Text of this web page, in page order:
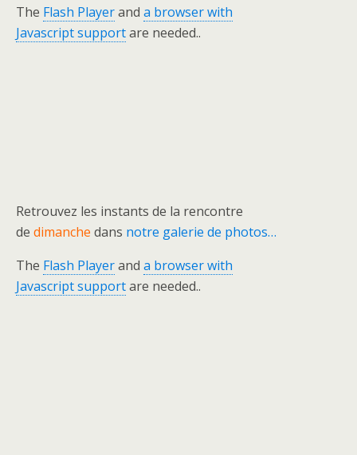
The Flash Playerand a browser with
Javascript supportare needed..
Retrouvez les instants de la rencontre
de dimanche dans notre galerie de photos…
The Flash Playerand a browser with
Javascript supportare needed..